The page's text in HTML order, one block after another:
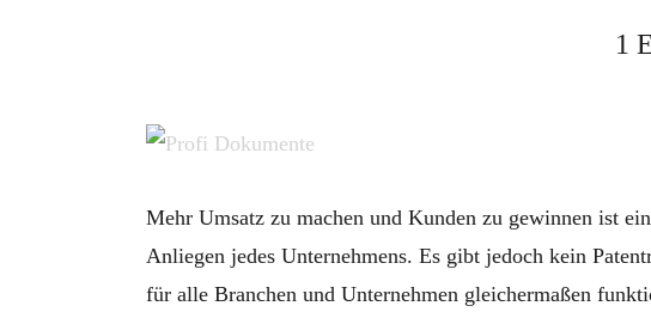
1
Mehr Umsatz zu machen und Kunden zu gewinnen ist
Anliegen jedes Unternehmens. Es gibt jedoch kein
für alle Branchen und Unternehmen gleichermaßen